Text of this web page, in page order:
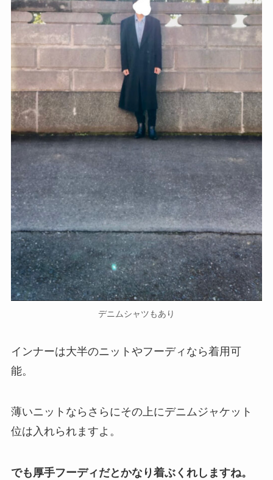
デニムシャツもあり
インナーは大半のニットやフーディなら着用可
能。
薄いニットならさらにその上にデニムジャケット
位は入れられますよ。
でも厚手フーディだとかなり着ぶくれしますね。